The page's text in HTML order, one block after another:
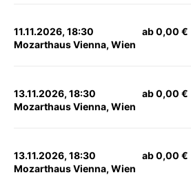
11.11.2026, 18:30
Mozarthaus Vienna, Wien
ab 0,00 €
13.11.2026, 18:30
Mozarthaus Vienna, Wien
ab 0,00 €
13.11.2026, 18:30
Mozarthaus Vienna, Wien
ab 0,00 €